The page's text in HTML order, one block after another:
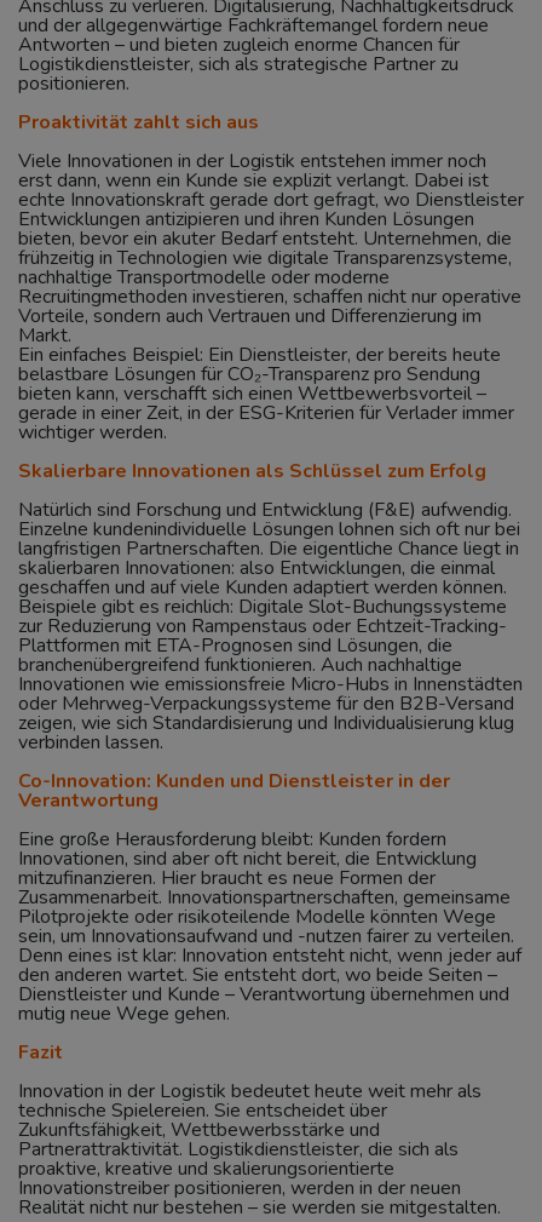
Anschluss zu verlieren. Digitalisierung, Nachhaltigkeitsdruck
und der allgegenwärtige Fachkräftemangel fordern neue
Antworten – und bieten zugleich enorme Chancen für
Logistikdienstleister, sich als strategische Partner zu
positionieren.
Proaktivität zahlt sich aus
Viele Innovationen in der Logistik entstehen immer noch
erst dann, wenn ein Kunde sie explizit verlangt. Dabei ist
echte Innovationskraft gerade dort gefragt, wo Dienstleister
Entwicklungen antizipieren und ihren Kunden Lösungen
bieten, bevor ein akuter Bedarf entsteht. Unternehmen, die
frühzeitig in Technologien wie digitale Transparenzsysteme,
nachhaltige Transportmodelle oder moderne
Recruitingmethoden investieren, schaffen nicht nur operative
Vorteile, sondern auch Vertrauen und Differenzierung im
Markt.
Ein einfaches Beispiel: Ein Dienstleister, der bereits heute
belastbare Lösungen für CO₂-Transparenz pro Sendung
bieten kann, verschafft sich einen Wettbewerbsvorteil –
gerade in einer Zeit, in der ESG-Kriterien für Verlader immer
wichtiger werden.
Skalierbare Innovationen als Schlüssel zum Erfolg
Natürlich sind Forschung und Entwicklung (F&E) aufwendig.
Einzelne kundenindividuelle Lösungen lohnen sich oft nur bei
langfristigen Partnerschaften. Die eigentliche Chance liegt in
skalierbaren Innovationen: also Entwicklungen, die einmal
geschaffen und auf viele Kunden adaptiert werden können.
Beispiele gibt es reichlich: Digitale Slot-Buchungssysteme
zur Reduzierung von Rampenstaus oder Echtzeit-Tracking-
Plattformen mit ETA-Prognosen sind Lösungen, die
branchenübergreifend funktionieren. Auch nachhaltige
Innovationen wie emissionsfreie Micro-Hubs in Innenstädten
oder Mehrweg-Verpackungssysteme für den B2B-Versand
zeigen, wie sich Standardisierung und Individualisierung klug
verbinden lassen.
Co-Innovation: Kunden und Dienstleister in der
Verantwortung
Eine große Herausforderung bleibt: Kunden fordern
Innovationen, sind aber oft nicht bereit, die Entwicklung
mitzufinanzieren. Hier braucht es neue Formen der
Zusammenarbeit. Innovationspartnerschaften, gemeinsame
Pilotprojekte oder risikoteilende Modelle könnten Wege
sein, um Innovationsaufwand und -nutzen fairer zu verteilen.
Denn eines ist klar: Innovation entsteht nicht, wenn jeder auf
den anderen wartet. Sie entsteht dort, wo beide Seiten –
Dienstleister und Kunde – Verantwortung übernehmen und
mutig neue Wege gehen.
Fazit
Innovation in der Logistik bedeutet heute weit mehr als
technische Spielereien. Sie entscheidet über
Zukunftsfähigkeit, Wettbewerbsstärke und
Partnerattraktivität. Logistikdienstleister, die sich als
proaktive, kreative und skalierungsorientierte
Innovationstreiber positionieren, werden in der neuen
Realität nicht nur bestehen – sie werden sie mitgestalten.